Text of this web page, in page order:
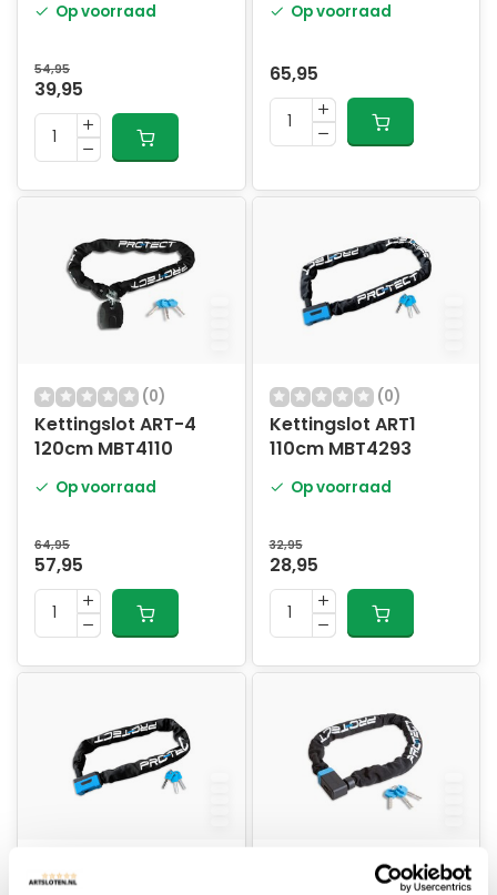
Op voorraad
54,95
39,95
Op voorraad
65,95
(0)
Kettingslot ART-4
120cm MBT4110
Op voorraad
64,95
57,95
(0)
Kettingslot ART1
110cm MBT4293
Op voorraad
32,95
28,95
(0)